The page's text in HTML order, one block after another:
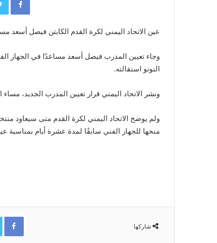
عين الاتحاد اليمني لكرة القدم الكابتن فيصل
وجاء تعيين المدرب فيصل أسعد مساعدًا في الجهاز
النونو استقالته.
ونشر الاتحاد اليمني قرار تعيين المدرب الجديد، مساء
ولم يوضح الاتحاد اليمني لكرة القدم متى سيعاود
منحها للجهاز الفني سابقًا لمدة عشرة أيام بمناسبة
شاركها